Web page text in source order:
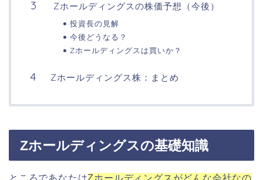
Zホールディングスの株価予想（今後）
投資長の見解
今後どうなる？
Zホールディングスは買いか？
Zホールディングス株：まとめ
Zホールディングスの基礎知識
ところであなたはZホールディングスがどんな会社なの